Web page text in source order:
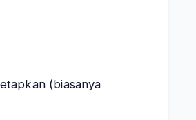
(biasanya